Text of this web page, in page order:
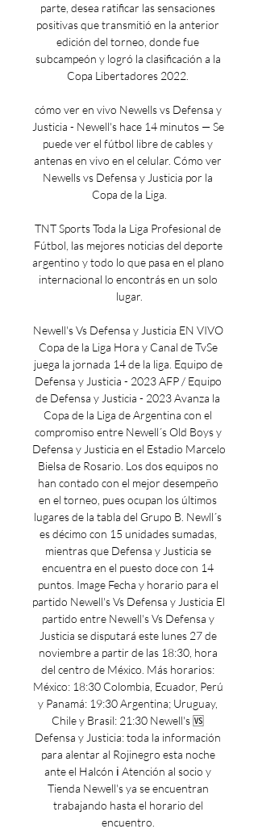
parte, desea ratificar las sensaciones
positivas que transmitió en la anterior
edición del torneo, donde fue
subcampeón y logró la clasificación a la
Copa Libertadores 2022.
cómo ver en vivo Newells vs Defensa y
Justicia - Newell's hace 14 minutos — Se
puede ver el fútbol libre de cables y
antenas en vivo en el celular. Cómo ver
Newells vs Defensa y Justicia por la
Copa de la Liga.
TNT Sports Toda la Liga Profesional de
Fútbol, las mejores noticias del deporte
argentino y todo lo que pasa en el plano
internacional lo encontrás en un solo
lugar.
Newell's Vs Defensa y Justicia EN VIVO
Copa de la Liga Hora y Canal de TvSe
juega la jornada 14 de la liga. Equipo de
Defensa y Justicia - 2023 AFP / Equipo
de Defensa y Justicia - 2023 Avanza la
Copa de la Liga de Argentina con el
compromiso entre Newell´s Old Boys y
Defensa y Justicia en el Estadio Marcelo
Bielsa de Rosario. Los dos equipos no
han contado con el mejor desempeño
en el torneo, pues ocupan los últimos
lugares de la tabla del Grupo B. Newll´s
es décimo con 15 unidades sumadas,
mientras que Defensa y Justicia se
encuentra en el puesto doce con 14
puntos. Image Fecha y horario para el
partido Newell's Vs Defensa y Justicia El
partido entre Newell's Vs Defensa y
Justicia se disputará este lunes 27 de
noviembre a partir de las 18:30, hora
del centro de México. Más horarios:
México: 18:30 Colombia, Ecuador, Perú
y Panamá: 19:30 Argentina; Uruguay,
Chile y Brasil: 21:30 Newell's 🆚
Defensa y Justicia: toda la información
para alentar al Rojinegro esta noche
ante el Halcón ℹ️ Atención al socio y
Tienda Newell's ya se encuentran
trabajando hasta el horario del
encuentro.